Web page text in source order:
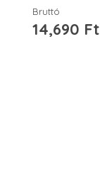
14,690 Ft
Bruttó